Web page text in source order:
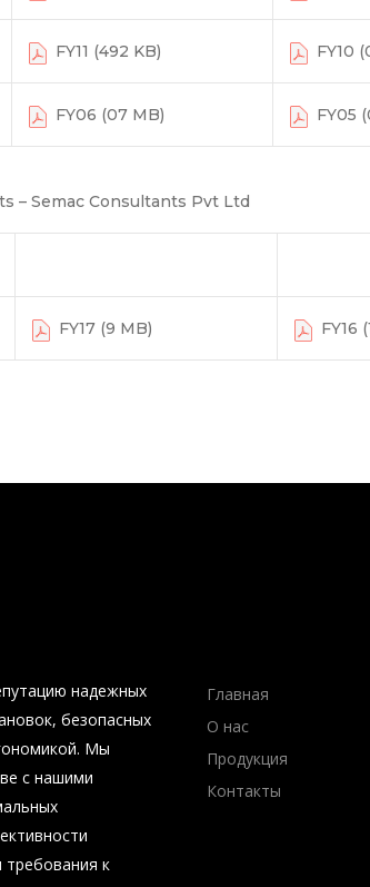
FY11 (492 KB) FY10
FY06 (07 MB) FY05
– Semac Consultants Pvt Ltd
FY17 (9 MB) FY16
надежных
безопасных
Мы
с нашими
к
Главная
О нас
Продукция
Контакты